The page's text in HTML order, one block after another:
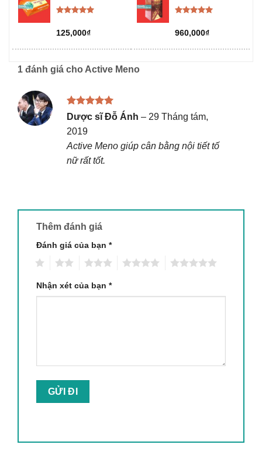
P/h
hạng5.00
5 sao
125,000₫
lực
hạng5.00
5 sao
960,000₫
1 đánh giá cho Active Meno
Được xếp
hạng
sao
Dược sĩ Đỗ Ánh – 29 Tháng tám,
2019
Active Meno giúp cân bằng nội tiết tố
nữ rất tốt.
Thêm đánh giá
Đánh giá của bạn *
Nhận xét của bạn *